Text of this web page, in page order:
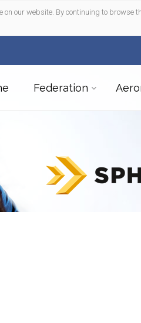
our website. By continuing to browse
Federation